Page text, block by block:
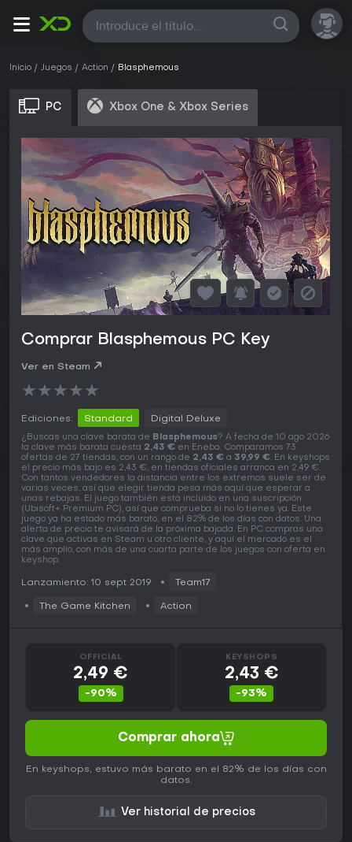
Todas
Inicio Juegos Action Blasphemous
PC Xbox One & Xbox Series
Comprar Blasphemous PC Key
Ver en Steam
★★★★★
Ediciones: Standard Digital Deluxe
¿Buscas una clave barata de Blasphemous? A fecha de 10 ago 2026
la clave más barata cuesta 2,43 € en Eneba. Comparamos 73
ofertas de 27 tiendas, con un rango de 2,43 € a 39,99 €. En keyshops
el precio más bajo es 2,43 €, en tiendas oficiales arranca en 2,49 €.
Con tantos vendedores la distancia entre los extremos suele ser de
varias veces, así que elegir tienda pesa más aquí que esperar a
unas rebajas. El juego también está incluido en una suscripción
(Ubisoft+ Premium PC), así que comprueba si no lo tienes ya. Este
juego ya ha estado más barato, en el 82% de los días con datos. Una
alerta de precio te avisará de la próxima bajada. En PC compras una
clave que activas en Steam u otro cliente, y aquí el mercado es el
más amplio, con más de una cuarta parte de los juegos con oferta en
keyshop.
Lanzamiento: 10 sept 2019 Team17
The Game Kitchen Action
OFFICIAL
2,49 €
-90%
KEYSHOPS
2,43 €
-93%
Comprar ahora
En keyshops, estuvo más barato en el 82% de los días con
datos.
Ver historial de precios